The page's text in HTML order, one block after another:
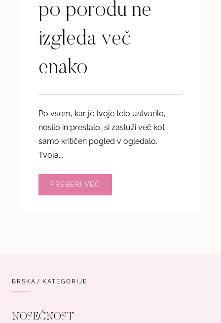
po porodu ne
izgleda več
enako
Po vsem, kar je tvoje telo ustvarilo,
nosilo in prestalo, si zasluži več kot
samo kritičen pogled v ogledalo.
Tvoja...
PREBERI VEČ
BRSKAJ KATEGORIJE
NOSEČNOST